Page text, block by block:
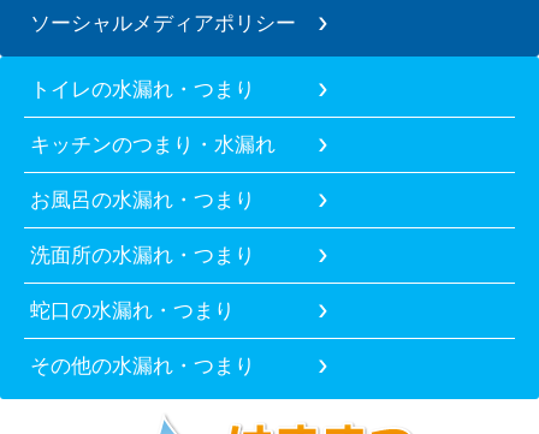
ソーシャルメディアポリシー
トイレの水漏れ・つまり
キッチンのつまり・水漏れ
お風呂の水漏れ・つまり
洗面所の水漏れ・つまり
蛇口の水漏れ・つまり
その他の水漏れ・つまり